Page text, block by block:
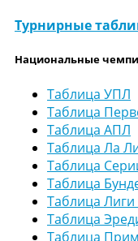
Турнирные
Национальные
Таблица УПЛ
Таблица
Таблица АПЛ
Таблица Ла
Таблица
Таблица
Таблица Лиги
Таблица
Таблица